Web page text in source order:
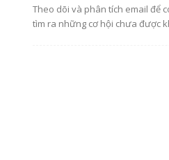
Theo dõi và phân tích email để
tìm ra những cơ hội chưa được